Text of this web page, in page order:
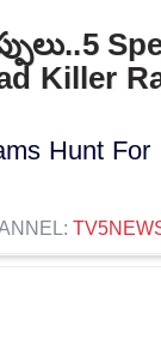
Killer
Hunt